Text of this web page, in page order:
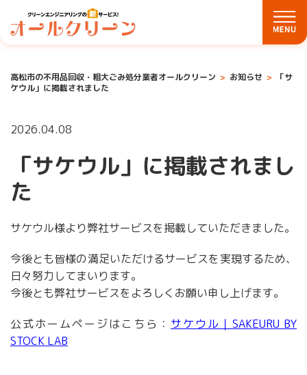
高松市の不用品回収・粗大ごみ処分業者オールクリーン お知らせ
「サ
ケウル」に掲載されました
2026.04.08
「サケウル」に掲載されまし
た
サケウル様より弊社サービスを掲載していただきました。
今後とも皆様の満足いただけるサービスを実現するため、
日々努力してまいります。
今後とも弊社サービスをよろしくお願い申し上げます。
公式ホームページはこちら： サケウル｜SAKEURU BY
STOCK LAB